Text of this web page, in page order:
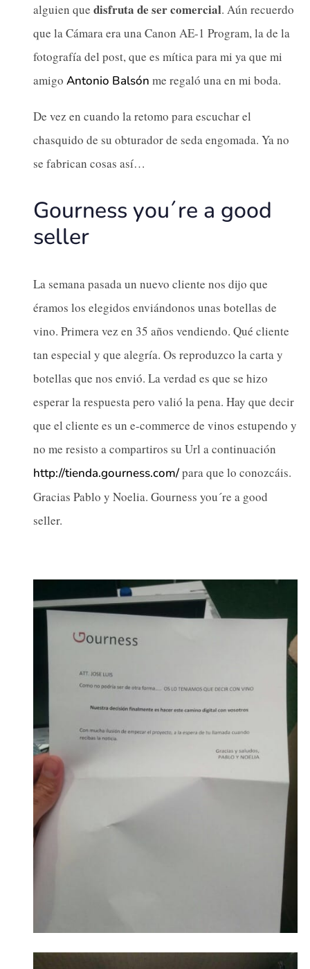
alguien que disfruta de ser comercial. Aún recuerdo
que la Cámara era una Canon AE-1 Program, la de la
fotografía del post, que es mítica para mi ya que mi
amigo Antonio Balsón me regaló una en mi boda.
De vez en cuando la retomo para escuchar el
chasquido de su obturador de seda engomada. Ya no
se fabrican cosas así…
Gourness you´re a good
seller
La semana pasada un nuevo cliente nos dijo que
éramos los elegidos enviándonos unas botellas de
vino. Primera vez en 35 años vendiendo. Qué cliente
tan especial y que alegría. Os reproduzco la carta y
botellas que nos envió. La verdad es que se hizo
esperar la respuesta pero valió la pena. Hay que decir
que el cliente es un e-commerce de vinos estupendo y
no me resisto a compartiros su Url a continuación
http://tienda.gourness.com/para que lo conozcáis.
Gracias Pablo y Noelia. Gourness you´re a good
seller.